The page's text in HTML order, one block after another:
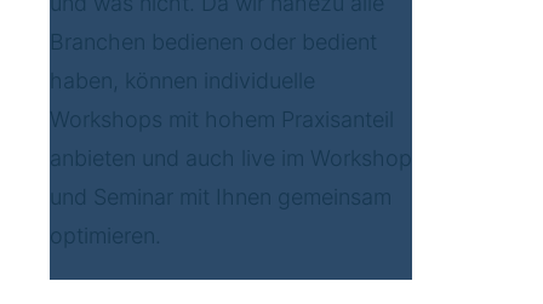
Branchen bedienen oder bedient
haben, können individuelle
Workshops mit hohem Praxisanteil
anbieten und auch live im Workshop
und Seminar mit Ihnen gemeinsam
optimieren.